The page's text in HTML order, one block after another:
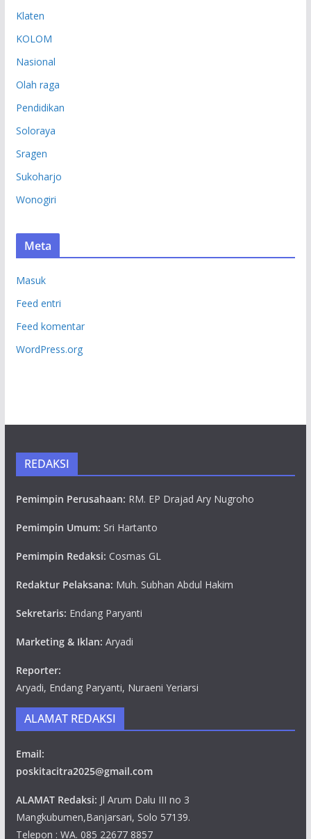
Klaten
KOLOM
Nasional
Olah raga
Pendidikan
Soloraya
Sragen
Sukoharjo
Wonogiri
Meta
Masuk
Feed entri
Feed komentar
WordPress.org
REDAKSI
Pemimpin Perusahaan: RM. EP Drajad Ary Nugroho
Pemimpin Umum: Sri Hartanto
Pemimpin Redaksi: Cosmas GL
Redaktur Pelaksana: Muh. Subhan Abdul Hakim
Sekretaris: Endang Paryanti
Marketing & Iklan: Aryadi
Reporter:
Aryadi, Endang Paryanti, Nuraeni Yeriarsi
ALAMAT REDAKSI
Email:
poskitacitra2025@gmail.com
ALAMAT Redaksi: Jl Arum Dalu III no 3
Mangkubumen,Banjarsari, Solo 57139.
Telepon : WA. 085 22677 8857